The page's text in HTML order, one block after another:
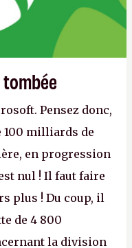
Pensez donc,
100 milliards de
en progression
nul ! Il faut faire
plus ! Du coup, il
de 4 800
la division